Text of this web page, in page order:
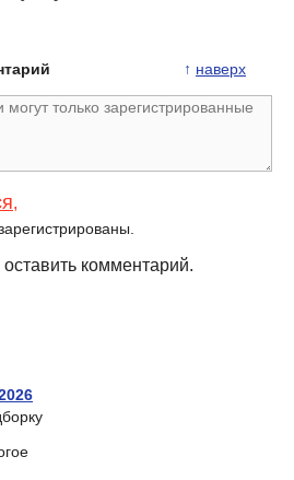
↑ наверх
,
оставить комментарий.